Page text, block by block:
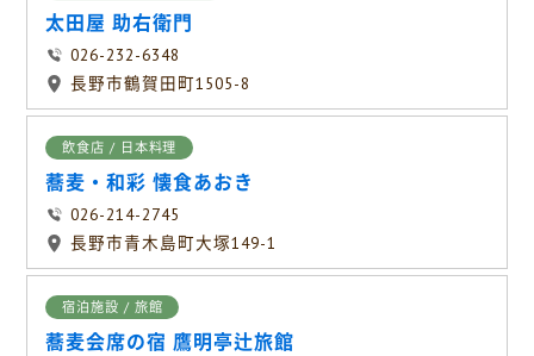
太田屋 助右衛門
026-232-6348
長野市鶴賀田町1505-8
飲食店 / 日本料理
蕎麦・和彩 懐食あおき
026-214-2745
長野市青木島町大塚149-1
宿泊施設 / 旅館
蕎麦会席の宿 鷹明亭辻旅館